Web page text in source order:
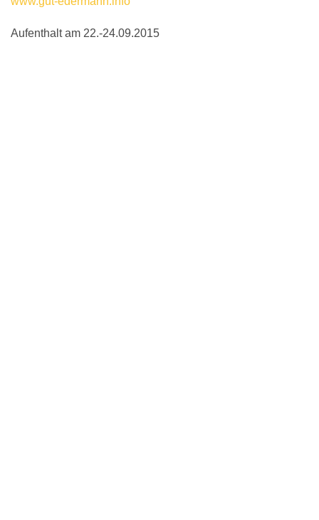
Aufenthalt am 22.-24.09.2015